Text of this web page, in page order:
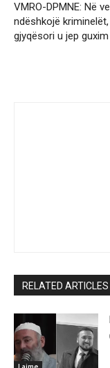
VMRO-DPMNE: Në
ndëshkojë kriminelët,
gjyqësori u jep guxim
RELATED ARTICLES